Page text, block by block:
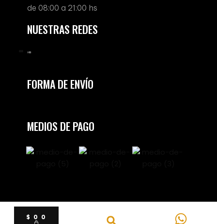
de 08:00 a 21:00 hs
NUESTRAS REDES
FORMA DE ENVÍO
MEDIOS DE PAGO
$ 0 0